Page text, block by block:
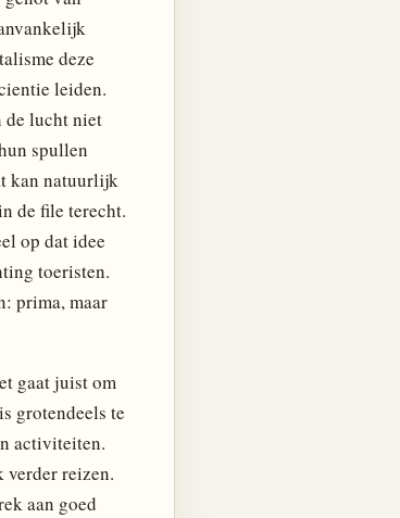
deze
leiden.
de lucht niet
spullen
kan natuurlijk
de file terecht.
op dat idee
toeristen.
prima, maar
gaat juist om
grotendeels te
activiteiten.
verder reizen.
aan goed